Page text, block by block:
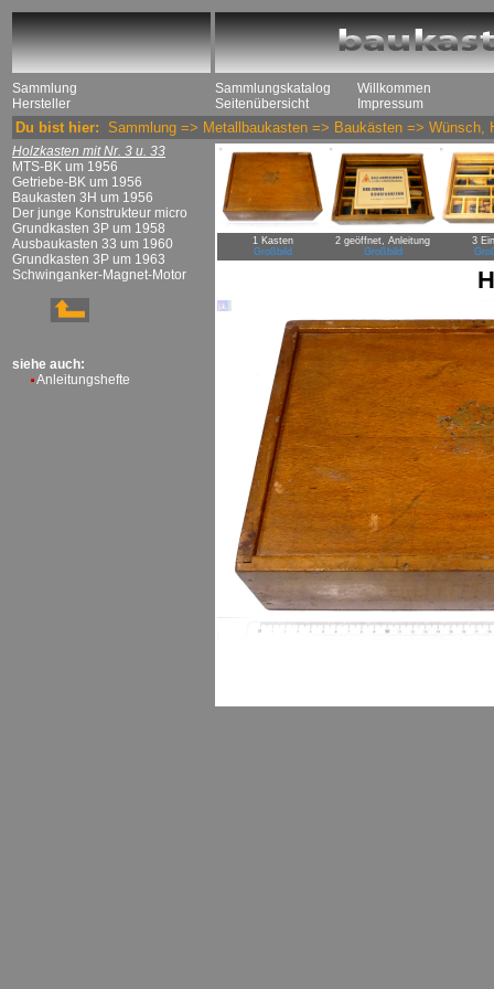
Sammlung
Hersteller
Sammlungskatalog
Seitenübersicht
Willkommen
Impressum
Du bist hier: Sammlung => Metallbaukasten => Baukästen => Wünsch,
Holzkasten mit Nr. 3 u. 33
MTS-BK um 1956
Getriebe-BK um 1956
Baukasten 3H um 1956
Der junge Konstrukteur micro
Grundkasten 3P um 1958
Ausbaukasten 33 um 1960
Grundkasten 3P um 1963
Schwinganker-Magnet-Motor
siehe auch:
Anleitungshefte
1 Kasten
Großbild
2 geöffnet, Anleitung
Großbild
3